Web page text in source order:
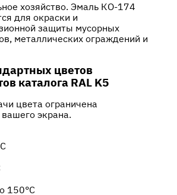
хозяйство. Эмаль КО-174
для окраски и
защиты мусорных
металлических ограждений и
цветов
каталога RAL K5
цвета ограничена
экрана.
150°С